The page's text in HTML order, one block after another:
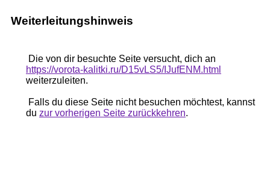
Weiterleitungshinweis
Die von dir besuchte Seite versucht, dich an
https://vorota-kalitki.ru/D15vLS5/IJufENM.html
weiterzuleiten.
Falls du diese Seite nicht besuchen möchtest, kannst
du zur vorherigen Seite zurückkehren.